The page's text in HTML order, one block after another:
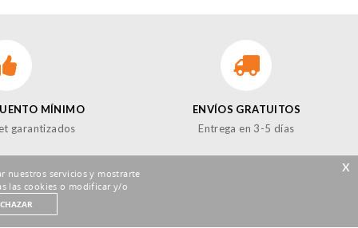
MÍNIMO
garantizados
ENVÍOS GRATUITOS
Entrega en 3-5 días
EN LAS REDES!
x
nuestros servicios y mostrarte
las cookies o modificar y/o